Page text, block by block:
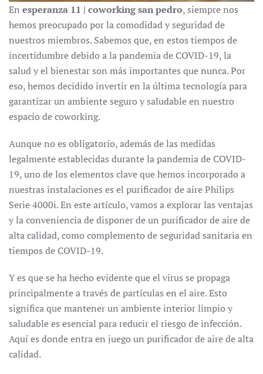
En esperanza 11 | coworking san pedro, siempre nos
hemos preocupado por la comodidad y seguridad de
nuestros miembros. Sabemos que, en estos tiempos de
incertidumbre debido a la pandemia de COVID-19, la
salud y el bienestar son más importantes que nunca. Por
eso, hemos decidido invertir en la última tecnología para
garantizar un ambiente seguro y saludable en nuestro
espacio de coworking.
Aunque no es obligatorio, además de las medidas
legalmente establecidas durante la pandemia de COVID-
19, uno de los elementos clave que hemos incorporado a
nuestras instalaciones es el purificador de aire Philips
Serie 4000i. En este artículo, vamos a explorar las ventajas
y la conveniencia de disponer de un purificador de aire de
alta calidad, como complemento de seguridad sanitaria en
tiempos de COVID-19.
Y es que se ha hecho evidente que el virus se propaga
principalmente a través de partículas en el aire. Esto
significa que mantener un ambiente interior limpio y
saludable es esencial para reducir el riesgo de infección.
Aquí es donde entra en juego un purificador de aire de alta
calidad.